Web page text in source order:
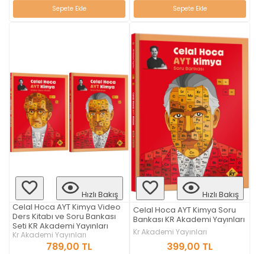
Sepete Ekle Sepete Ekle
Hızlı Bakış
Celal Hoca AYT Kimya Video
Ders Kitabı ve Soru Bankası
Seti KR Akademi Yayınları
Kr Akademi Yayınları
789,00 TL
Hızlı Bakış
Celal Hoca AYT Kimya Soru
Bankası KR Akademi Yayınları
Kr Akademi Yayınları
399,00 TL